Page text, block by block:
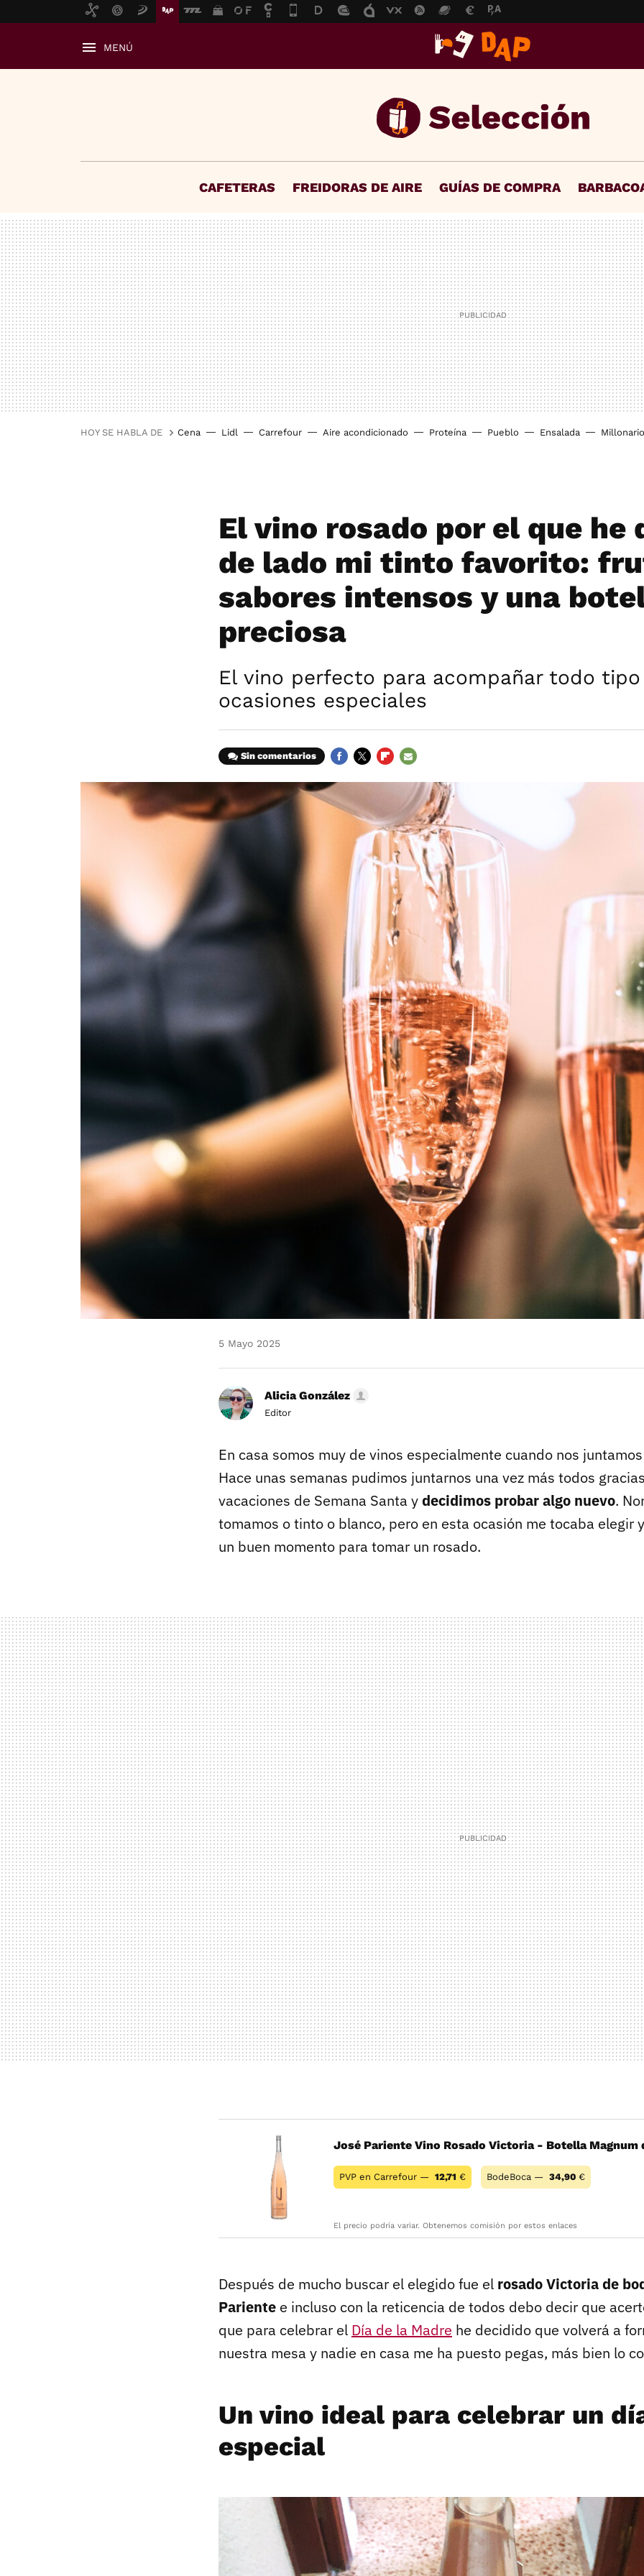
MENÚ
CAFETERAS FREIDORAS DE AIRE GUÍAS DE COMPRA
HOY SE HABLA DE Cena Lidl Carrefour Aire acondicionado Proteína Pueblo Ensalada Millonario
El vino rosado por el que he
de lado mi tinto favorito:
sabores intensos y una
preciosa
El vino perfecto para acompañar todo
ocasiones especiales
Sin comentarios
MAIL
5 Mayo 2025
Alicia González
Editor
En casa somos muy de vinos especialmente cuando nos
Hace unas semanas pudimos juntarnos una vez más todos
vacaciones de Semana Santa ydecidimos probar algo nuevo.
tomamos o tinto o blanco, pero en esta ocasión me tocaba elegir
un buen momento para tomar un rosado.
José Pariente Vino Rosado Victoria - Botella Magnum
PVP en Carrefour — 12,71 € BodeBoca — 34,90 €
El precio podría variar. Obtenemos comisión por estos enlaces
Después de mucho buscar el elegido fue el rosado Victoria de
Pariente e incluso con la reticencia de todos debo decir que
que para celebrar el Día de la Madre he decidido que volverá a
nuestra mesa y nadie en casa me ha puesto pegas, más bien lo
Un vino ideal para celebrar un
especial